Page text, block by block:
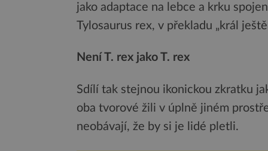
jako adaptace na lebce a krku
Tylosaurus rex, v překladu „král
Není T. rex jako T. rex
Sdílí tak stejnou ikonickou zkratku
oba tvorové žili v úplně jiném
neobávají, že by si je lidé pletli.